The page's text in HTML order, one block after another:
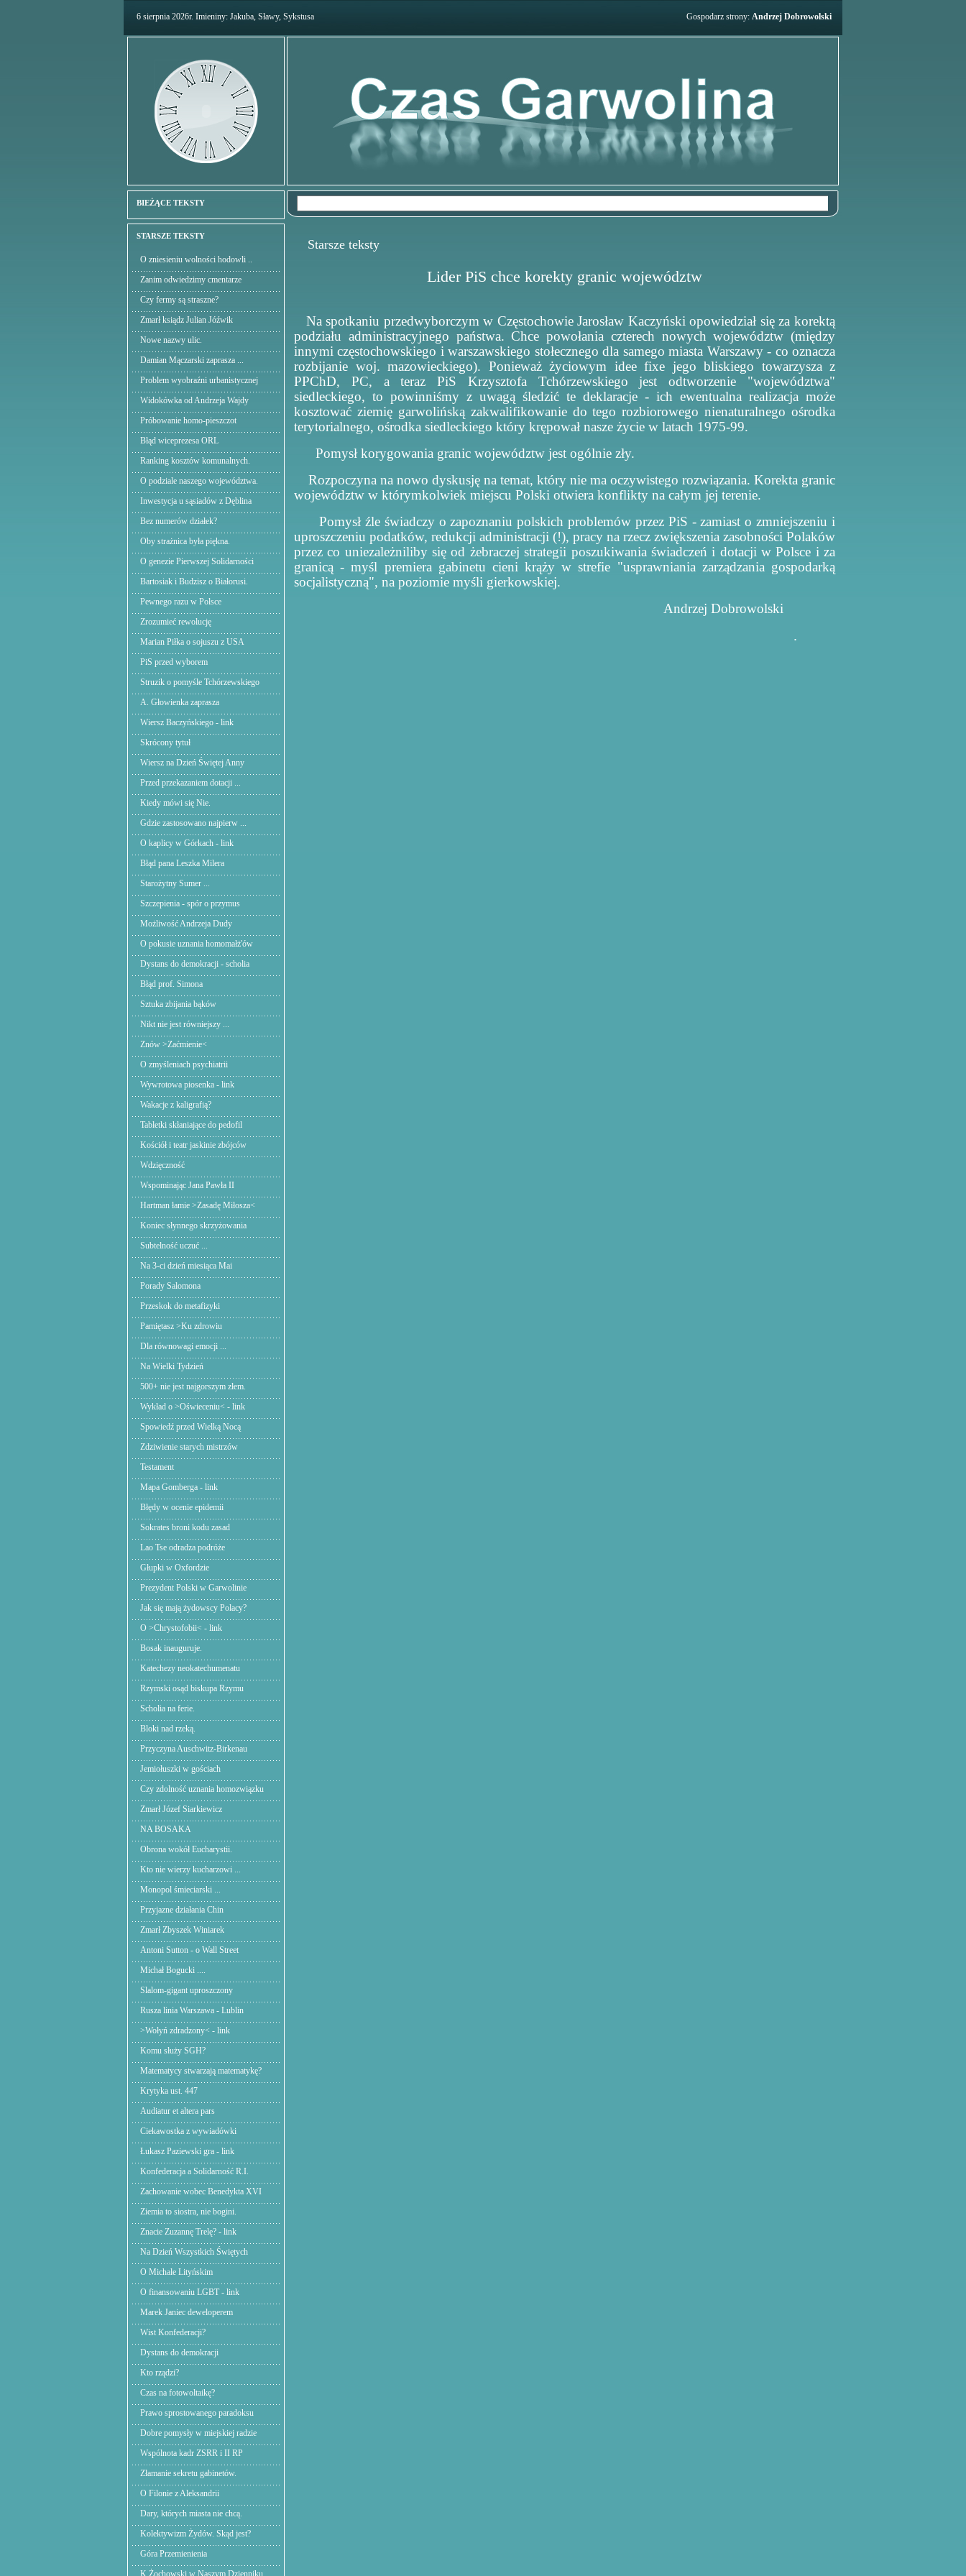
6 sierpnia 2026r. Imieniny: Jakuba, Sławy, Sykstusa Gospodarz strony: Andrzej Dobrowolski
BIEŻĄCE TEKSTY
STARSZE TEKSTY
O zniesieniu wolności hodowli ..
Zanim odwiedzimy cmentarze
Czy fermy są straszne?
Zmarł ksiądz Julian Jóźwik
Nowe nazwy ulic.
Damian Mączarski zaprasza ...
Problem wyobraźni urbanistycznej
Widokówka od Andrzeja Wajdy
Próbowanie homo-pieszczot
Błąd wiceprezesa ORL
Ranking kosztów komunalnych.
O podziale naszego województwa.
Inwestycja u sąsiadów z Dęblina
Bez numerów działek?
Oby strażnica była piękna.
O genezie Pierwszej Solidarności
Bartosiak i Budzisz o Białorusi.
Pewnego razu w Polsce
Zrozumieć rewolucję
Marian Piłka o sojuszu z USA
PiS przed wyborem
Struzik o pomyśle Tchórzewskiego
A. Głowienka zaprasza
Wiersz Baczyńskiego - link
Skrócony tytuł
Wiersz na Dzień Świętej Anny
Przed przekazaniem dotacji ...
Kiedy mówi się Nie.
Gdzie zastosowano najpierw ...
O kaplicy w Górkach - link
Błąd pana Leszka Milera
Starożytny Sumer ...
Szczepienia - spór o przymus
Możliwość Andrzeja Dudy
O pokusie uznania homomałż'ów
Dystans do demokracji - scholia
Błąd prof. Simona
Sztuka zbijania bąków
Nikt nie jest równiejszy ...
Znów >Zaćmienie<
O zmyśleniach psychiatrii
Wywrotowa piosenka - link
Wakacje z kaligrafią?
Tabletki skłaniające do pedofil
Kościół i teatr jaskinie zbójców
Wdzięczność
Wspominając Jana Pawła II
Hartman łamie >Zasadę Miłosza<
Koniec słynnego skrzyżowania
Subtelność uczuć ...
Na 3-ci dzień miesiąca Mai
Porady Salomona
Przeskok do metafizyki
Pamiętasz >Ku zdrowiu
Dla równowagi emocji ...
Na Wielki Tydzień
500+ nie jest najgorszym złem.
Wykład o >Oświeceniu< - link
Spowiedź przed Wielką Nocą
Zdziwienie starych mistrzów
Testament
Mapa Gomberga - link
Błędy w ocenie epidemii
Sokrates broni kodu zasad
Lao Tse odradza podróże
Głupki w Oxfordzie
Prezydent Polski w Garwolinie
Jak się mają żydowscy Polacy?
O >Chrystofobii< - link
Bosak inauguruje.
Katechezy neokatechumenatu
Rzymski osąd biskupa Rzymu
Scholia na ferie.
Bloki nad rzeką.
Przyczyna Auschwitz-Birkenau
Jemiołuszki w gościach
Czy zdolność uznania homozwiązku
Zmarł Józef Siarkiewicz
NA BOSAKA
Obrona wokół Eucharystii.
Kto nie wierzy kucharzowi ...
Monopol śmieciarski ...
Przyjazne działania Chin
Zmarł Zbyszek Winiarek
Antoni Sutton - o Wall Street
Michał Bogucki ....
Slalom-gigant uproszczony
Rusza linia Warszawa - Lublin
>Wołyń zdradzony< - link
Komu służy SGH?
Matematycy stwarzają matematykę?
Krytyka ust. 447
Audiatur et altera pars
Ciekawostka z wywiadówki
Łukasz Paziewski gra - link
Konfederacja a Solidarność R.I.
Zachowanie wobec Benedykta XVI
Ziemia to siostra, nie bogini.
Znacie Zuzannę Trelę? - link
Na Dzień Wszystkich Świętych
O Michale Lityńskim
O finansowaniu LGBT - link
Marek Janiec deweloperem
Wist Konfederacji?
Dystans do demokracji
Kto rządzi?
Czas na fotowoltaikę?
Prawo sprostowanego paradoksu
Dobre pomysły w miejskiej radzie
Wspólnota kadr ZSRR i II RP
Złamanie sekretu gabinetów.
O Filonie z Aleksandrii
Dary, których miasta nie chcą.
Kolektywizm Żydów. Skąd jest?
Góra Przemienienia
K.Żochowski w Naszym Dzienniku
Starsze teksty
Lider PiS chce korekty granic województw
Na spotkaniu przedwyborczym w Częstochowie Jarosław Kaczyński opowiedział się za korektą
podziału administracyjnego państwa. Chce powołania czterech nowych województw (między
innymi częstochowskiego i warszawskiego stołecznego dla samego miasta Warszawy - co oznacza
rozbijanie woj. mazowieckiego). Ponieważ życiowym idee fixe jego bliskiego towarzysza z
PPChD, PC, a teraz PiS Krzysztofa Tchórzewskiego jest odtworzenie "województwa"
siedleckiego, to powinniśmy z uwagą śledzić te deklaracje - ich ewentualna realizacja może
kosztować ziemię garwolińską zakwalifikowanie do tego rozbiorowego nienaturalnego ośrodka
terytorialnego, ośrodka siedleckiego który krępował nasze życie w latach 1975-99.
Pomysł korygowania granic województw jest ogólnie zły.
Rozpoczyna na nowo dyskusję na temat, który nie ma oczywistego rozwiązania. Korekta granic
województw w którymkolwiek miejscu Polski otwiera konflikty na całym jej terenie.
Pomysł źle świadczy o zapoznaniu polskich problemów przez PiS - zamiast o zmniejszeniu i
uproszczeniu podatków, redukcji administracji (!), pracy na rzecz zwiększenia zasobności Polaków
przez co uniezależniliby się od żebraczej strategii poszukiwania świadczeń i dotacji w Polsce i za
granicą - myśl premiera gabinetu cieni krąży w strefie "usprawniania zarządzania gospodarką
socjalistyczną", na poziomie myśli gierkowskiej.
Andrzej Dobrowolski
.